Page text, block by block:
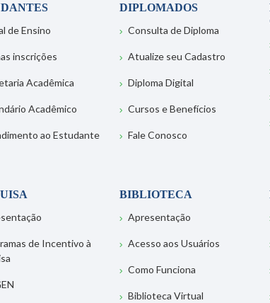
de Ensino
inscrições
Acadêmica
Acadêmico
ao Estudante
DIPLOMADOS
Consulta de Diploma
Atualize seu Cadastro
Diploma Digital
Cursos e Benefícios
Fale Conosco
de Incentivo à
BIBLIOTECA
Apresentação
Acesso aos Usuários
Como Funciona
Biblioteca Virtual